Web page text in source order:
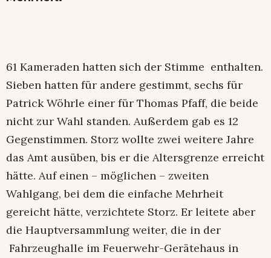
61 Kameraden hatten sich der Stimme enthalten.
Sieben hatten für andere gestimmt, sechs für
Patrick Wöhrle einer für Thomas Pfaff, die beide
nicht zur Wahl standen. Außerdem gab es 12
Gegenstimmen. Storz wollte zwei weitere Jahre
das Amt ausüben, bis er die Altersgrenze erreicht
hätte. Auf einen – möglichen – zweiten
Wahlgang, bei dem die einfache Mehrheit
gereicht hätte, verzichtete Storz. Er leitete aber
die Hauptversammlung weiter, die in der
Fahrzeughalle im Feuerwehr-Gerätehaus in